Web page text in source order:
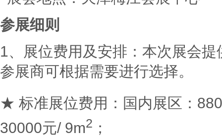
参展细则
1、展位费用及安排：本次展会
参展商可根据需要进行选择。
★ 标准展位费用：国内展区：
30000元/ 9m2 ；